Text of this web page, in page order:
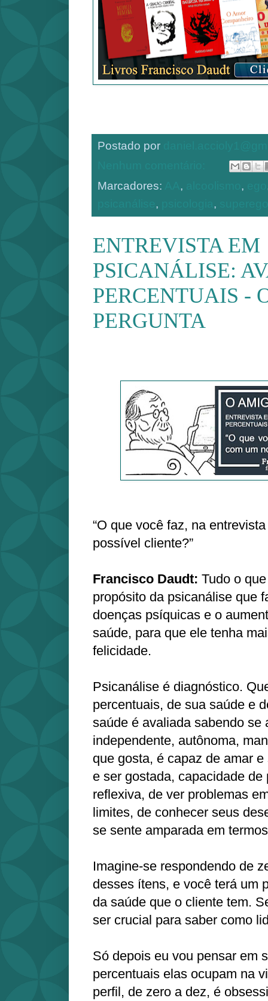
Postado por
Marcadores:
, ,
, ,
ENTREVISTA EM
PSICANÁLISE:
PERCENTUAIS -
PERGUNTA
“O que você faz, na
possível cliente?”
Francisco Daudt: Tudo o
propósito da psicanálise que
doenças psíquicas e o
saúde, para que ele tenha
felicidade.
Psicanálise é diagnóstico.
percentuais, de sua saúde e
saúde é avaliada sabendo se
independente, autônoma,
que gosta, é capaz de amar
e ser gostada, capacidade de
reflexiva, de ver problemas
limites, de conhecer seus
se sente amparada em
Imagine-se respondendo de
desses ítens, e você terá um
da saúde que o cliente tem.
ser crucial para saber como
Só depois eu vou pensar em
percentuais elas ocupam na
perfil, de zero a dez, é